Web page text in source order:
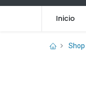
Inicio
Shop